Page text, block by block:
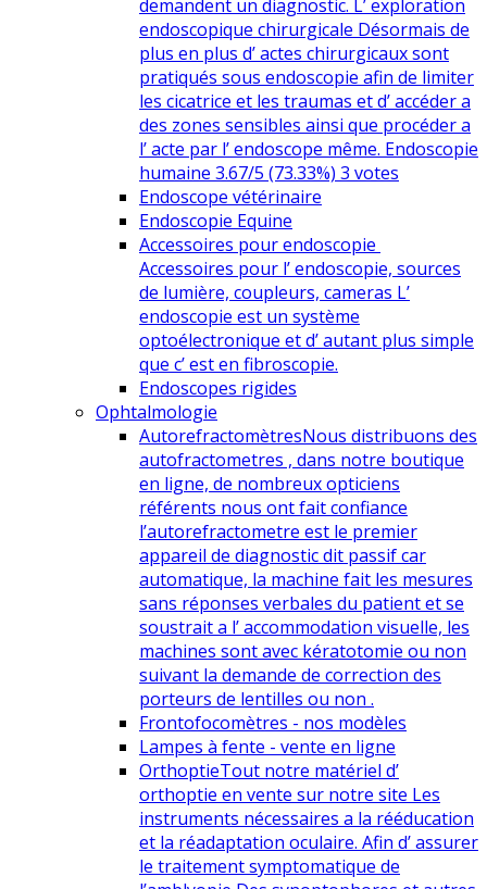
demandent un diagnostic. L’ exploration
endoscopique chirurgicale Désormais de
plus en plus d’ actes chirurgicaux sont
pratiqués sous endoscopie afin de limiter
les cicatrice et les traumas et d’ accéder a
des zones sensibles ainsi que procéder a
l’ acte par l’ endoscope même. Endoscopie
humaine 3.67/5 (73.33%) 3 votes
Endoscope vétérinaire
Endoscopie Equine
Accessoires pour endoscopie
Accessoires pour l’ endoscopie, sources
de lumière, coupleurs, cameras L’
endoscopie est un système
optoélectronique et d’ autant plus simple
que c’ est en fibroscopie.
Endoscopes rigides
Ophtalmologie
AutorefractomètresNous distribuons des
autofractometres , dans notre boutique
en ligne, de nombreux opticiens
référents nous ont fait confiance
l’autorefractometre est le premier
appareil de diagnostic dit passif car
automatique, la machine fait les mesures
sans réponses verbales du patient et se
soustrait a l’ accommodation visuelle, les
machines sont avec kératotomie ou non
suivant la demande de correction des
porteurs de lentilles ou non .
Frontofocomètres - nos modèles
Lampes à fente - vente en ligne
OrthoptieTout notre matériel d’
orthoptie en vente sur notre site Les
instruments nécessaires a la rééducation
et la réadaptation oculaire. Afin d’ assurer
le traitement symptomatique de